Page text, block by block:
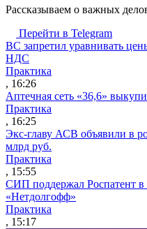
Рассказываем о важных
Перейти в Telegram
ВС запретил уравнивать
НДС
Практика
, 16:26
Аптечная сеть «36,6»
Практика
, 16:25
Экс-главу АСВ объявили в
млрд руб.
Практика
, 15:55
СИП поддержал Роспатент в
«Нетдолгофф»
Практика
, 15:17